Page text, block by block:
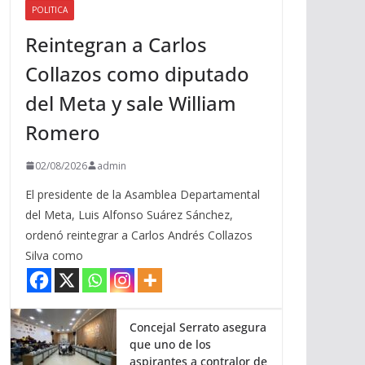
i
b
a
j
o
a
POLITICA
Reintegran a Carlos
Collazos como diputado
del Meta y sale William
Romero
02/08/2026 admin
El presidente de la Asamblea Departamental
del Meta, Luis Alfonso Suárez Sánchez,
ordenó reintegrar a Carlos Andrés Collazos
Silva como
Concejal Serrato asegura
que uno de los
aspirantes a contralor de